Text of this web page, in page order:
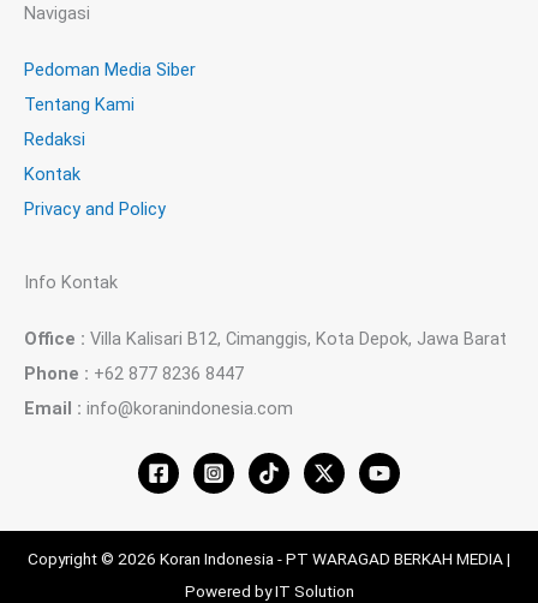
Navigasi
Pedoman Media Siber
Tentang Kami
Redaksi
Kontak
Privacy and Policy
Info Kontak
Office : Villa Kalisari B12, Cimanggis, Kota Depok, Jawa Barat
Phone : +62 877 8236 8447
Email : info@koranindonesia.com
Copyright © 2026 Koran Indonesia - PT WARAGAD BERKAH MEDIA |
Powered by IT Solution